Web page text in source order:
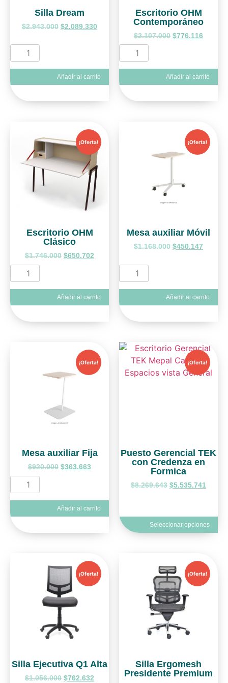
Silla Dream
$2.943.000 $2.089.330
Añadir al carrito
Escritorio OHM
Contemporáneo
$2.107.000 $776.116
Añadir al carrito
¡Oferta!
Escritorio OHM
Clásico
$1.746.000 $650.702
Añadir al carrito
¡Oferta!
Mesa auxiliar Móvil
$1.168.000 $450.147
Añadir al carrito
¡Oferta!
Mesa auxiliar Fija
$920.000 $363.663
Añadir al carrito
¡Oferta!
Puesto Gerencial TEK
con Credenza en
Formica
$8.269.643 $5.535.741
Seleccionar opciones
¡Oferta!
Silla Ejecutiva Q1 Alta
$1.056.000 $762.632
¡Oferta!
Silla Ergomesh
Presidente Premium